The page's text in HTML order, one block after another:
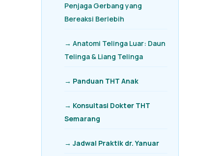
Penjaga Gerbang yang
Bereaksi Berlebih
→ Anatomi Telinga Luar: Daun
Telinga & Liang Telinga
→ Panduan THT Anak
→ Konsultasi Dokter THT
Semarang
→ Jadwal Praktik dr. Yanuar